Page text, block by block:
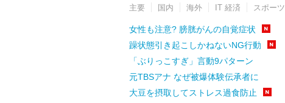
主要 国内 海外 IT 経済 スポーツ
女性も注意? 膀胱がんの自覚症状
躁状態引き起こしかねないNG行動
「ぶりっこすぎ」言動9パターン
元TBSアナ なぜ被爆体験伝承者に
大豆を摂取してストレス過食防止